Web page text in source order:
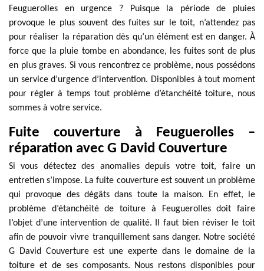
Feuguerolles en urgence ? Puisque la période de pluies
provoque le plus souvent des fuites sur le toit, n’attendez pas
pour réaliser la réparation dès qu’un élément est en danger. À
force que la pluie tombe en abondance, les fuites sont de plus
en plus graves. Si vous rencontrez ce problème, nous possédons
un service d’urgence d’intervention. Disponibles à tout moment
pour régler à temps tout problème d’étanchéité toiture, nous
sommes à votre service.
Fuite couverture à Feuguerolles –
réparation avec G David Couverture
Si vous détectez des anomalies depuis votre toit, faire un
entretien s’impose. La fuite couverture est souvent un problème
qui provoque des dégâts dans toute la maison. En effet, le
problème d’étanchéité de toiture à Feuguerolles doit faire
l’objet d’une intervention de qualité. Il faut bien réviser le toit
afin de pouvoir vivre tranquillement sans danger. Notre société
G David Couverture est une experte dans le domaine de la
toiture et de ses composants. Nous restons disponibles pour